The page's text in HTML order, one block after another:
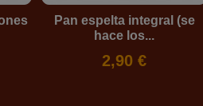
Pan espelta integral (se
hace los...
2,90 €